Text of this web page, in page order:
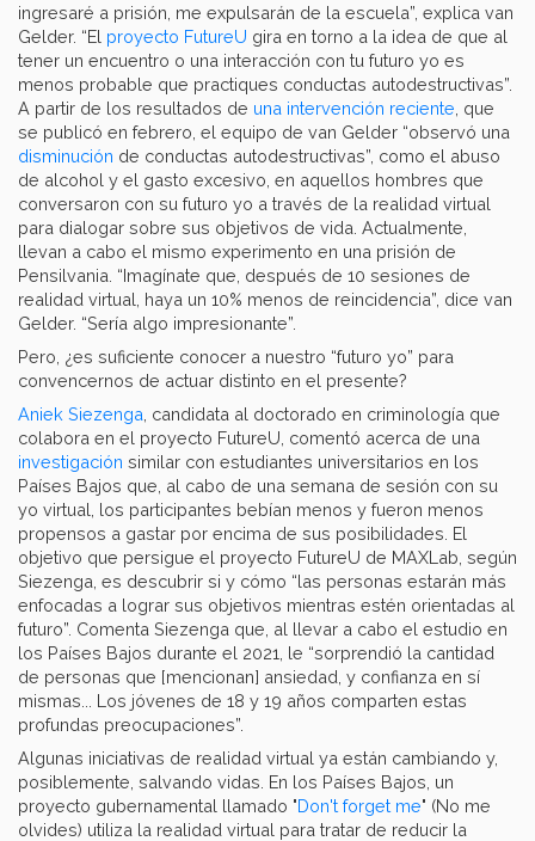
ingresaré a prisión, me expulsarán de la escuela”, explica van
Gelder. “El proyecto FutureU gira en torno a la idea de que al
tener un encuentro o una interacción con tu futuro yo es
menos probable que practiques conductas autodestructivas”.
A partir de los resultados de una intervención reciente , que
se publicó en febrero, el equipo de van Gelder “observó una
disminución de conductas autodestructivas”, como el abuso
de alcohol y el gasto excesivo, en aquellos hombres que
conversaron con su futuro yo a través de la realidad virtual
para dialogar sobre sus objetivos de vida. Actualmente,
llevan a cabo el mismo experimento en una prisión de
Pensilvania. “Imagínate que, después de 10 sesiones de
realidad virtual, haya un 10% menos de reincidencia”, dice van
Gelder. “Sería algo impresionante”.
Pero, ¿es suficiente conocer a nuestro “futuro yo” para
convencernos de actuar distinto en el presente?
Aniek Siezenga , candidata al doctorado en criminología que
colabora en el proyecto FutureU, comentó acerca de una
investigación similar con estudiantes universitarios en los
Países Bajos que, al cabo de una semana de sesión con su
yo virtual, los participantes bebían menos y fueron menos
propensos a gastar por encima de sus posibilidades. El
objetivo que persigue el proyecto FutureU de MAXLab, según
Siezenga, es descubrir si y cómo “las personas estarán más
enfocadas a lograr sus objetivos mientras estén orientadas al
futuro”. Comenta Siezenga que, al llevar a cabo el estudio en
los Países Bajos durante el 2021, le “sorprendió la cantidad
de personas que [mencionan] ansiedad, y confianza en sí
mismas... Los jóvenes de 18 y 19 años comparten estas
profundas preocupaciones”.
Algunas iniciativas de realidad virtual ya están cambiando y,
posiblemente, salvando vidas. En los Países Bajos, un
proyecto gubernamental llamado "Don't forget me" (No me
olvides) utiliza la realidad virtual para tratar de reducir la